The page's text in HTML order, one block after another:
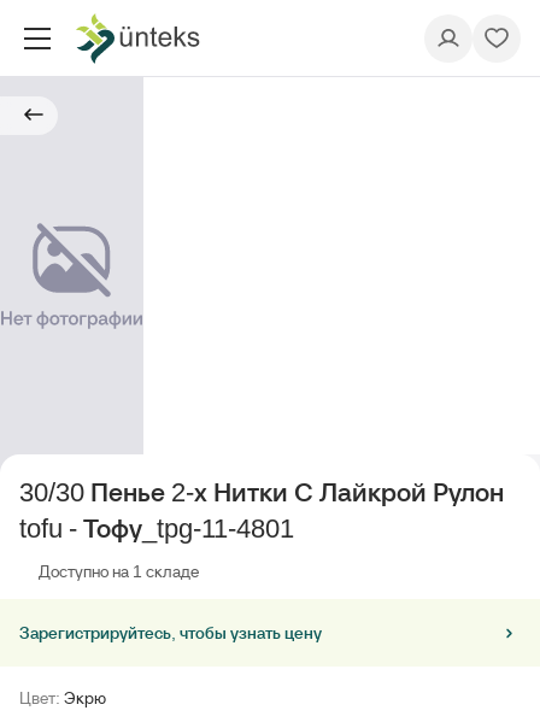
30/30 Пенье 2-х Нитки С Лайкрой Рулон
tofu - Тофу_tpg-11-4801
Доступно на 1 складе
Зарегистрируйтесь, чтобы узнать цену
Цвет: Экрю